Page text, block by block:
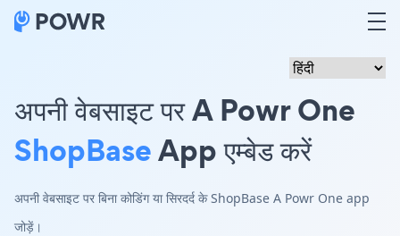
अपनी वेबसाइट पर A Powr One
ShopBaseApp एम्बेड करें
अपनी वेबसाइट पर बिना कोडिंग या सिरदर्द के ShopBase A Powr One app
जोड़ें।